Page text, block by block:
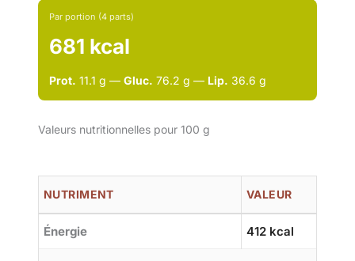
Par portion (4 parts)
681 kcal
Prot. 11.1 g — Gluc. 76.2 g — Lip. 36.6 g
Valeurs nutritionnelles pour 100 g
NUTRIMENT VALEUR
Énergie 412 kcal